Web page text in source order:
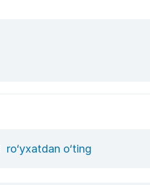
ro‘yxatdan o‘ting